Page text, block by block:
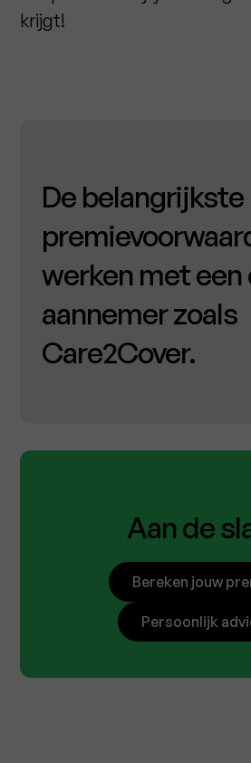
krijgt!
De belangrijkste
werken met een
aannemer zoals
Care2Cover.
Aan de
Bereken jouw
Persoonlijk